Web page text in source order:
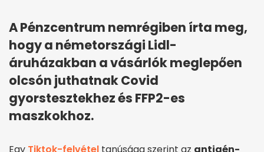
A Pénzcentrum nemrégiben írta meg,
hogy a németországi Lidl-
áruházakban a vásárlók meglepően
olcsón juthatnak Covid
gyorstesztekhez és FFP2-es
maszkokhoz.